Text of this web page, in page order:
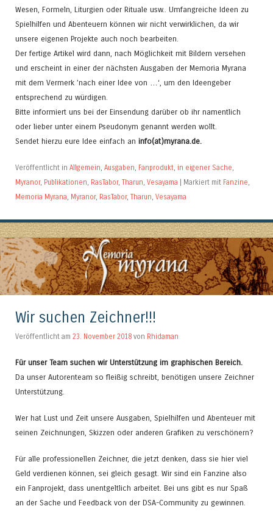
Wesen, Formeln, Liturgien oder Rituale usw.. Umfangreiche Ideen zu
Spielhilfen und Abenteuern können wir nicht verwirklichen, da wir
unsere eigenen Projekte auch noch bearbeiten.
Der fertige Artikel wird dann, nach Möglichkeit mit Bildern versehen
und erscheint in einer der nächsten Ausgaben der Memoria Myrana
mit dem Vermerk ’nach einer Idee von …‘, um den Ideengeber
entsprechend zu würdigen.
Bitte informiert uns bei der Einsendung darüber ob ihr namentlich
oder lieber unter einem Pseudonym genannt werden wollt.
Sendet hierzu eure Idee einfach an info(at)myrana.de.
Veröffentlicht in Allgemein, Ausgaben, Fanprodukt, in eigener Sache,
Myranor, Publikationen, RasTabor, Tharun, Vesayama Markiert mit Fanzine,
Memoria Myrana, Myranor, RasTabor, Tharun, Vesayama
Wir suchen Zeichner!!!
Veröffentlicht am 23. November 2018 von Rhidaman
Für unser Team suchen wir Unterstützung im graphischen Bereich.
Da unser Autorenteam so fleißig schreibt, benötigen unsere Zeichner
Unterstützung.
Wer hat Lust und Zeit unsere Ausgaben, Spielhilfen und Abenteuer mit
seinen Zeichnungen, Skizzen oder anderen Grafiken zu verschönern?
Für alle professionellen Zeichner, die jetzt denken, dass sie hier viel
Geld verdienen können, sei gleich gesagt. Wir sind ein Fanzine also
ein Fanprojekt, dass unentgeltlich arbeitet. Bei uns gibt es nur Spaß
an der Sache und Feedback von der DSA-Community zu gewinnen.